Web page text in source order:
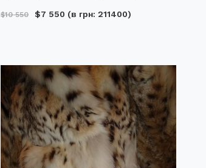
$10 550 $7 550 (в грн: 211400)